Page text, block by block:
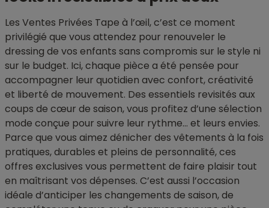
Les Ventes Privées Tape à l’œil, c’est ce moment
privilégié que vous attendez pour renouveler le
dressing de vos enfants sans compromis sur le style ni
sur le budget. Ici, chaque pièce a été pensée pour
accompagner leur quotidien avec confort, créativité
et liberté de mouvement. Des essentiels revisités aux
coups de cœur de saison, vous profitez d’une sélection
mode conçue pour suivre leur rythme… et leurs envies.
Parce que vous aimez dénicher des vêtements à la fois
pratiques, durables et pleins de personnalité, ces
offres exclusives vous permettent de faire plaisir tout
en maîtrisant vos dépenses. C’est aussi l’occasion
idéale d’anticiper les changements de saison, de